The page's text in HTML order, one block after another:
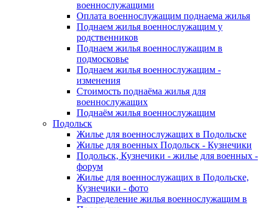
военнослужащими
Оплата военнослужащим поднаема жилья
Поднаем жилья военнослужащим у
родственников
Поднаем жилья военнослужащим в
подмосковье
Поднаем жилья военнослужащим -
изменения
Стоимость поднаёма жилья для
военнослужащих
Поднаём жилья военнослужащим
Подольск
Жилье для военнослужащих в Подольске
Жилье для военных Подольск - Кузнечики
Подольск, Кузнечики - жилье для военных -
форум
Жилье для военнослужащих в Подольске,
Кузнечики - фото
Распределение жилья военнослужащим в